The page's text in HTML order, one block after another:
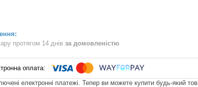
протягом 14 днів за домовленістю
електронні платежі. Тепер ви можете купити будь-який